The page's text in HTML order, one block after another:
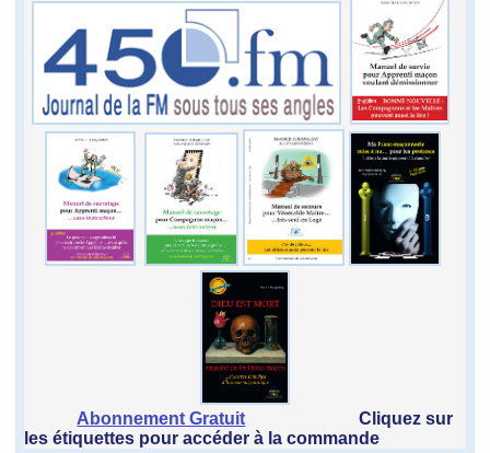
Abonnement Gratuit
Cliquez sur
les étiquettes pour accéder à la commande